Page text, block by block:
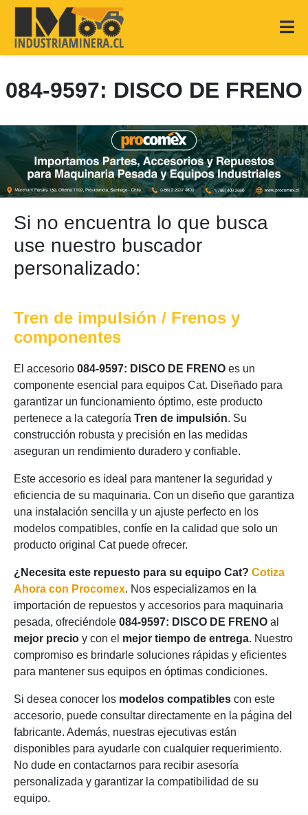
084-9597: DISCO DE FRENO
Si no encuentra lo que busca
use nuestro buscador
personalizado:
Tren de impulsión / Frenos y
componentes
El accesorio 084-9597: DISCO DE FRENO es un
componente esencial para equipos Cat. Diseñado para
garantizar un funcionamiento óptimo, este producto
pertenece a la categoría Tren de impulsión. Su
construcción robusta y precisión en las medidas
aseguran un rendimiento duradero y confiable.
Este accesorio es ideal para mantener la seguridad y
eficiencia de su maquinaria. Con un diseño que garantiza
una instalación sencilla y un ajuste perfecto en los
modelos compatibles, confíe en la calidad que solo un
producto original Cat puede ofrecer.
¿Necesita este repuesto para su equipo Cat? Cotiza
Ahora con Procomex. Nos especializamos en la
importación de repuestos y accesorios para maquinaria
pesada, ofreciéndole 084-9597: DISCO DE FRENO al
mejor precio y con el mejor tiempo de entrega. Nuestro
compromiso es brindarle soluciones rápidas y eficientes
para mantener sus equipos en óptimas condiciones.
Si desea conocer los modelos compatibles con este
accesorio, puede consultar directamente en la página del
fabricante. Además, nuestras ejecutivas están
disponibles para ayudarle con cualquier requerimiento.
No dude en contactarnos para recibir asesoría
personalizada y garantizar la compatibilidad de su
equipo.